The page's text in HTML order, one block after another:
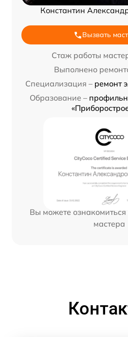
Константин
Вызвать
Стаж работы
Выполнено
Специализация – ремонт
Образование –
Вы можете
мастера